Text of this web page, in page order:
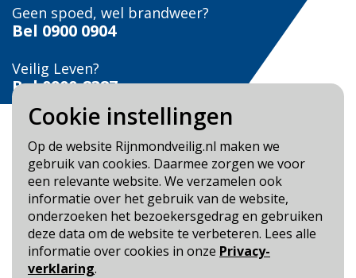
Cookie instellingen
Op de website Rijnmondveilig.nl maken we
gebruik van cookies. Daarmee zorgen we voor
een relevante website. We verzamelen ook
informatie over het gebruik van de website,
onderzoeken het bezoekersgedrag en gebruiken
deze data om de website te verbeteren. Lees alle
informatie over cookies in onze Privacy-
verklaring.
Geen spoed, wel brandweer?
Bel 0900 0904
Veilig Leven?
Bel 0900-8387
Blijf op de hoogte
Cookie- en Privacybeleid
Toegankelijkheid